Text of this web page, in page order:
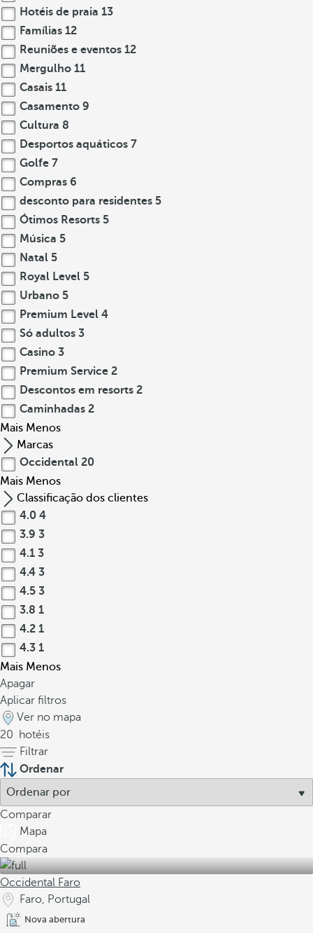
Hotéis de praia 13
Famílias 12
Reuniões e eventos 12
Mergulho 11
Casais 11
Casamento 9
Cultura 8
Desportos aquáticos 7
Golfe 7
Compras 6
desconto para residentes 5
Ótimos Resorts 5
Música 5
Natal 5
Royal Level 5
Urbano 5
Premium Level 4
Só adultos 3
Casino 3
Premium Service 2
Descontos em resorts 2
Caminhadas 2
Mais Menos
Marcas
Occidental 20
Mais Menos
Classificação dos clientes
4.0 4
3.9 3
4.1 3
4.4 3
4.5 3
3.8 1
4.2 1
4.3 1
Mais Menos
Apagar
Aplicar filtros
Ver no mapa
20
hotéis
Filtrar
Ordenar
Comparar
Mapa
Compara
Occidental Faro
Faro, Portugal
Nova abertura